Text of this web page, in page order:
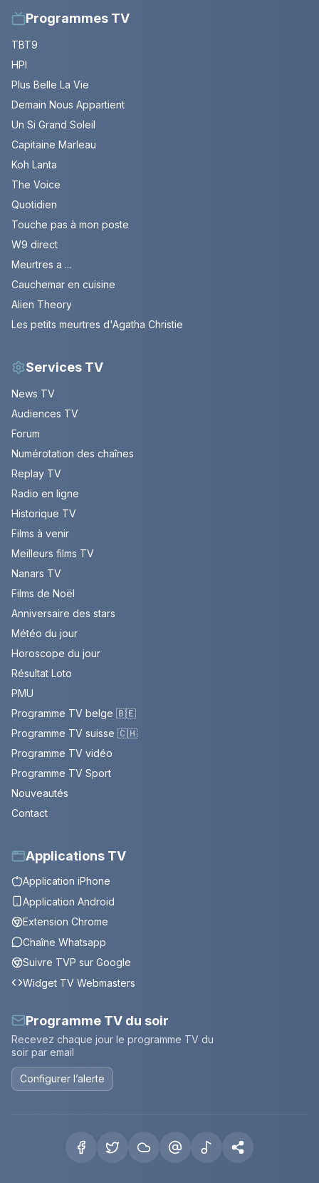
Programmes TV
TBT9
HPI
Plus Belle La Vie
Demain Nous Appartient
Un Si Grand Soleil
Capitaine Marleau
Koh Lanta
The Voice
Quotidien
Touche pas à mon poste
W9 direct
Meurtres a ...
Cauchemar en cuisine
Alien Theory
Les petits meurtres d'Agatha Christie
Services TV
News TV
Audiences TV
Forum
Numérotation des chaînes
Replay TV
Radio en ligne
Historique TV
Films à venir
Meilleurs films TV
Nanars TV
Films de Noël
Anniversaire des stars
Météo du jour
Horoscope du jour
Résultat Loto
PMU
Programme TV belge 🇧🇪
Programme TV suisse 🇨🇭
Programme TV vidéo
Programme TV Sport
Nouveautés
Contact
Applications TV
Application iPhone
Application Android
Extension Chrome
Chaîne Whatsapp
Suivre TVP sur Google
Widget TV Webmasters
Programme TV du soir
Recevez chaque jour le programme TV du
soir par email
Configurer l’alerte